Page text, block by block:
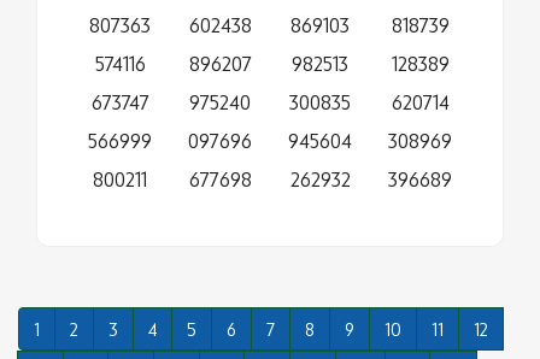
807363
574116
673747
566999
800211
602438
896207
975240
097696
677698
869103
982513
300835
945604
262932
818739
128389
620714
308969
396689
1 2 3 4 5 6 7 8 9 10 11
12